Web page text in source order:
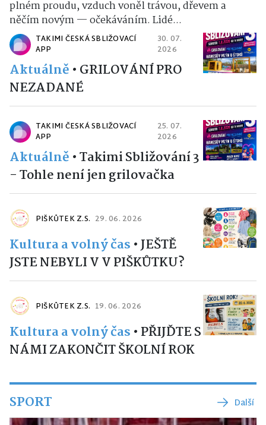
plném proudu, vzduch voněl trávou, dřevem a
něčím novým — očekáváním. Lidé...
TAKIMI ČESKÁ SBLIŽOVACÍ
APP
30. 07.
2026
Aktuálně • GRILOVÁNÍ PRO
NEZADANÉ
TAKIMI ČESKÁ SBLIŽOVACÍ
APP
25. 07.
2026
Aktuálně •Takimi Sbližování 3
- Tohle není jen grilovačka
PIŠKŮTEK Z.S. 29. 06. 2026
Kultura a volný čas •JEŠTĚ
JSTE NEBYLI V V PIŠKŮTKU?
PIŠKŮTEK Z.S. 19. 06. 2026
Kultura a volný čas • PŘIJĎTE S
NÁMI ZAKONČIT ŠKOLNÍ ROK
SPORT Další